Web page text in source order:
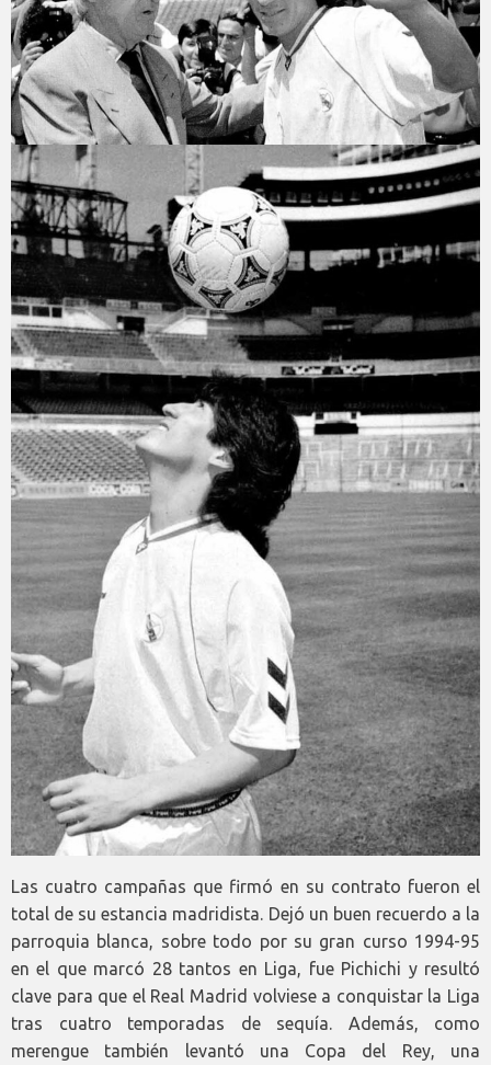
Las cuatro campañas que firmó en su contrato fueron el
total de su estancia madridista. Dejó un buen recuerdo a la
parroquia blanca, sobre todo por su gran curso 1994-95
en el que marcó 28 tantos en Liga, fue Pichichi y resultó
clave para que el Real Madrid volviese a conquistar la Liga
tras cuatro temporadas de sequía. Además, como
merengue también levantó una Copa del Rey, una